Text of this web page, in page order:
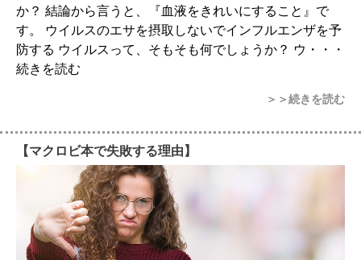
か？ 結論から言うと、『血液をきれいにすること』で
す。 ウイルスのエサを摂取しないでインフルエンザを予
防する ウイルスって、そもそも何でしょうか？ ウ・・・
続きを読む
＞＞続きを読む
【マクロビ本で失敗する理由】